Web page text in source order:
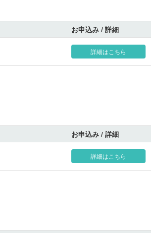
お申込み / 詳細
詳細はこちら
お申込み / 詳細
詳細はこちら